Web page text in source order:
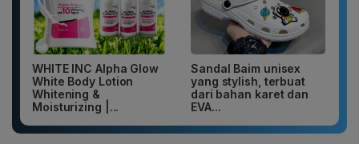
WHITE INC Alpha Glow
White Body Lotion
Whitening &
Moisturizing |...
Sandal Baim unisex
yang stylish, terbuat
dari bahan karet dan
EVA...